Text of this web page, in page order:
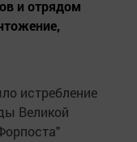
и отрядом
истребление
Великой